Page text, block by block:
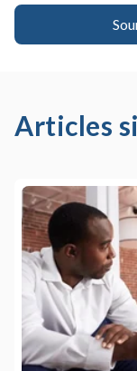
Articles